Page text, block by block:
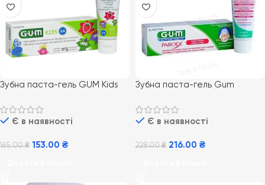
Зубна паста-гель GUM Kids
Є в наявності
165.00₴ 153.00 ₴
Зубна паста-гель Gum
Є в наявності
228.00₴ 216.00 ₴